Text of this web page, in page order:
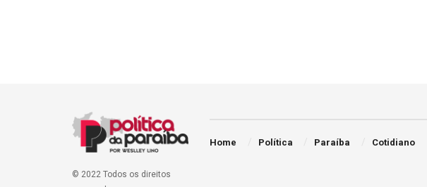
© 2022 Todos os direitos
Home Política Paraíba Cotidiano